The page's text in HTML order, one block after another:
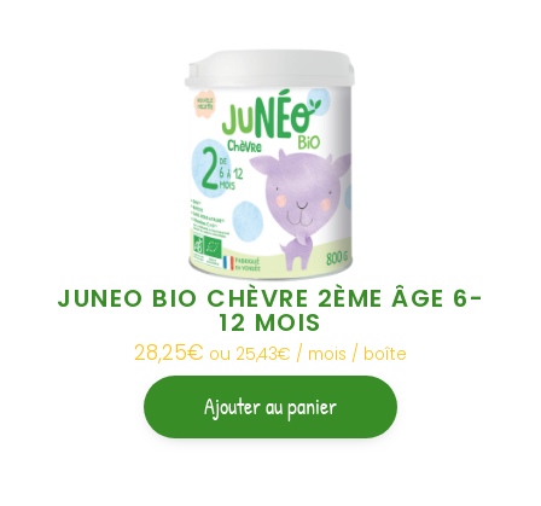
JUNEO BIO CHÈVRE 2ÈME ÂGE 6-
12 MOIS
28,25€ ou 25,43€ / mois / boîte
Ajouter au panier